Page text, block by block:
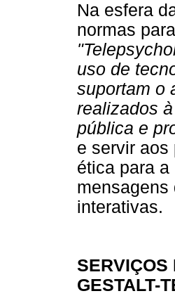
Na esfera
normas
uso de
suportam o
realizados
pública e
e servir aos
ética para
mensagens
interativas.
SERVIÇOS
GESTALT-